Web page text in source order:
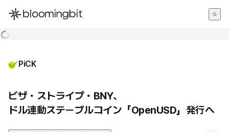
한국어
PiCK
ビザ・ストライプ・BNY、
ドル連動ステーブルコイン「OpenUSD」発行へ